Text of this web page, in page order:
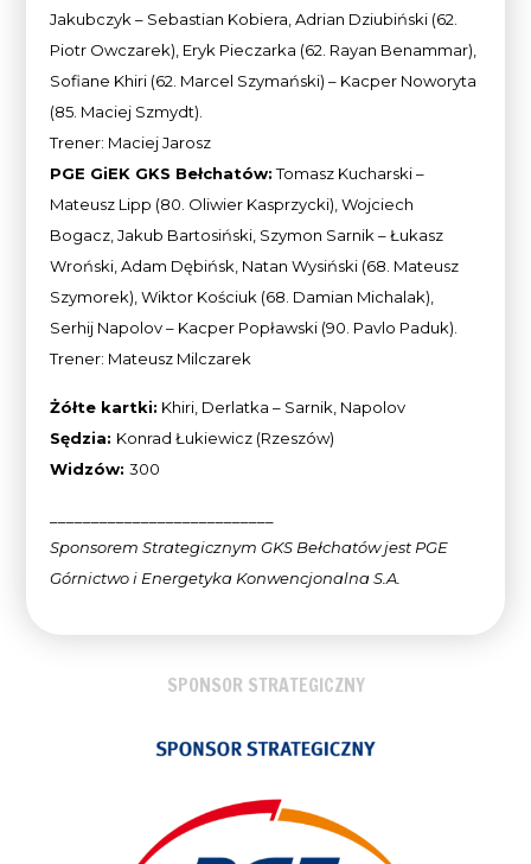
Jakubczyk – Sebastian Kobiera, Adrian Dziubiński (62.
Piotr Owczarek), Eryk Pieczarka (62. Rayan Benammar),
Sofiane Khiri (62. Marcel Szymański) – Kacper Noworyta
(85. Maciej Szmydt).
Trener: Maciej Jarosz
PGE GiEK GKS Bełchatów:Tomasz Kucharski –
Mateusz Lipp (80. Oliwier Kasprzycki), Wojciech
Bogacz, Jakub Bartosiński, Szymon Sarnik – Łukasz
Wroński, Adam Dębińsk, Natan Wysiński (68. Mateusz
Szymorek), Wiktor Kościuk (68. Damian Michalak),
Serhij Napolov – Kacper Popławski (90. Pavlo Paduk).
Trener: Mateusz Milczarek
Żółte kartki: Khiri, Derlatka – Sarnik, Napolov
Sędzia: Konrad Łukiewicz (Rzeszów)
Widzów:300
Sponsorem Strategicznym GKS Bełchatów jest PGE
Górnictwo i Energetyka Konwencjonalna S.A.
SPONSOR STRATEGICZNY